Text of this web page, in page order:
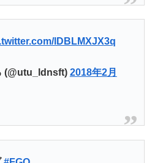
lDBLMXJX3q
(@utu_ldnsft) 2018年2月